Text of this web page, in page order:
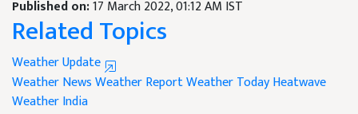
Published on:17 March 2022, 01:12 AM IST
Related Topics
Weather Update
Weather NewsWeather ReportWeather TodayHeatwave
Weather India